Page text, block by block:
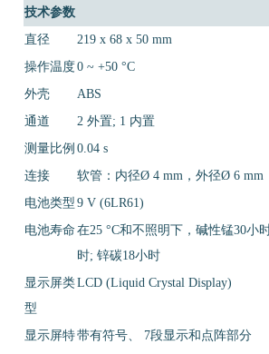
技术参数
直径
219 x 68 x 50 mm
操作温度0 ~ +50 °C
外壳
ABS
通道
2 外置; 1 内置
测量比例 0.04 s
连接
软管：内径Ø 4 mm，外径Ø 6 mm
电池类型 9 V (6LR61)
电池寿命 在25 °C和不照明下，碱性锰30小
时; 锌碳18小时
显示屏类
型
LCD (Liquid Crystal Display)
显示屏特带有符号、 7段显示和点阵部分